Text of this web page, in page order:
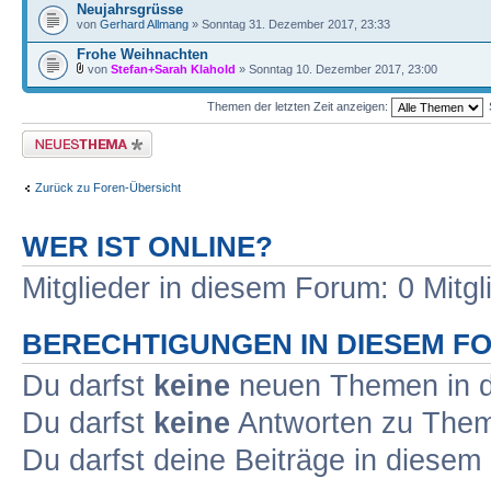
Neujahrsgrüsse
von Gerhard Allmang » Sonntag 31. Dezember 2017, 23:33
Frohe Weihnachten
von Stefan+Sarah Klahold » Sonntag 10. Dezember 2017, 23:00
Themen der letzten Zeit anzeigen:
Neues Thema erstellen
Zurück zu Foren-Übersicht
WER IST ONLINE?
Mitglieder in diesem Forum: 0
BERECHTIGUNGEN IN DIESEM
Du darfst keine neuen Themen in
Du darfst keine Antworten zu
Du darfst deine Beiträge in